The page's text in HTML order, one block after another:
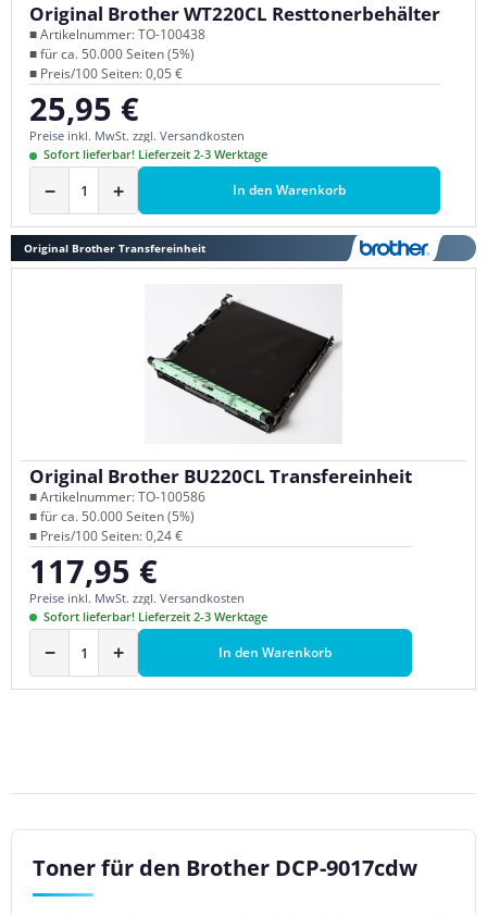
Original Brother WT220CL Resttonerbehälter
■ Artikelnummer: TO-100438
■ für ca. 50.000 Seiten (5%)
■ Preis/100 Seiten: 0,05 €
Regulärer Preis:
25,95 €
Preise inkl. MwSt. zzgl. Versandkosten
Sofort lieferbar! Lieferzeit 2-3 Werktage
− + In den Warenkorb
Original Brother Transfereinheit
Original Brother BU220CL Transfereinheit
■ Artikelnummer: TO-100586
■ für ca. 50.000 Seiten (5%)
■ Preis/100 Seiten: 0,24 €
Regulärer Preis:
117,95 €
Preise inkl. MwSt. zzgl. Versandkosten
Sofort lieferbar! Lieferzeit 2-3 Werktage
− + In den Warenkorb
Toner für den Brother DCP-9017cdw